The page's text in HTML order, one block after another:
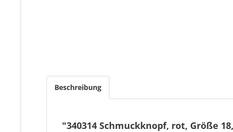
Beschreibung
"340314 Schmuckknopf, rot, Größe